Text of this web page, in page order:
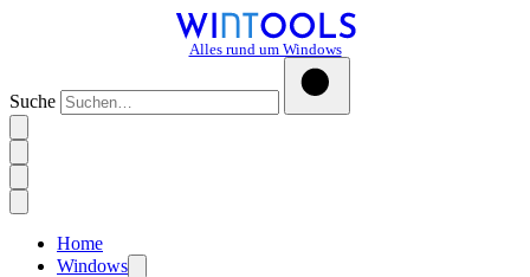
Alles rund um Windows
Suche
Home
Windows